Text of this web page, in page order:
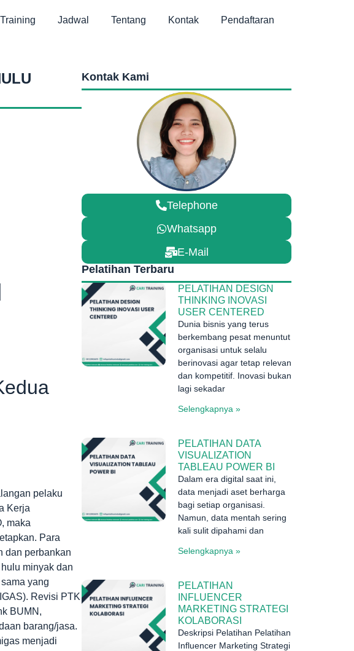
Training Jadwal Tentang Kontak Pendaftaran
pelaku
Kerja
maka
Para
dan perbankan
minyak dan
yang
Revisi PTK
BUMN,
barang/jasa.
menjadi
Kontak Kami
Telephone
Whatsapp
E-Mail
Pelatihan Terbaru
PELATIHAN DESIGN
THINKING INOVASI
USER CENTERED
Dunia bisnis yang terus
berkembang pesat menuntut
organisasi untuk selalu
berinovasi agar tetap relevan
dan kompetitif. Inovasi bukan
lagi sekadar
Selengkapnya »
PELATIHAN DATA
VISUALIZATION
TABLEAU POWER BI
Dalam era digital saat ini,
data menjadi aset berharga
bagi setiap organisasi.
Namun, data mentah sering
kali sulit dipahami dan
Selengkapnya »
PELATIHAN
INFLUENCER
MARKETING STRATEGI
KOLABORASI
Deskripsi Pelatihan Pelatihan
Influencer Marketing Strategi